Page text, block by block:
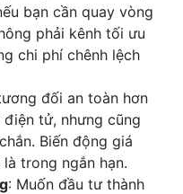
bạn cần quay vòng
phải kênh tối ưu
chi phí chênh lệch
đối an toàn hơn
tử, nhưng cũng
Biến động giá
trong ngắn hạn.
: Muốn đầu tư thành